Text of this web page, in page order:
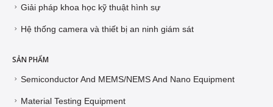
Giải pháp khoa học kỹ thuật hình sự
Hệ thống camera và thiết bị an ninh giám sát
SẢN PHẨM
Semiconductor And MEMS/NEMS And Nano Equipment
Material Testing Equipment